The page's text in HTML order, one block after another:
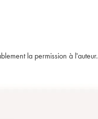
la permission à l'auteur.